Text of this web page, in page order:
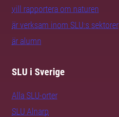
vill rapportera om naturen
är verksam inom SLU:s sektorer
är alumn
SLU i Sverige
Alla SLU-orter
SLU Alnarp